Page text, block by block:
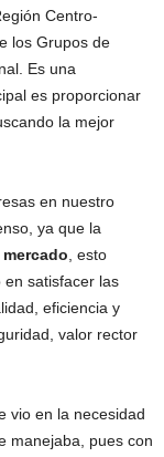
Centro-
los Grupos de
Es una
es proporcionar
la mejor
en nuestro
ya que la
, esto
satisfacer las
eficiencia y
valor rector
vio en la necesidad
manejaba, pues con